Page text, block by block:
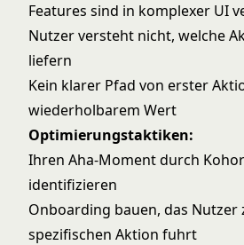
Features sind in komplexer UI
Nutzer versteht nicht, welche
liefern
Kein klarer Pfad von erster
wiederholbarem Wert
Optimierungstaktiken:
Ihren Aha-Moment durch
identifizieren
Onboarding bauen, das Nutzer
spezifischen Aktion fuhrt